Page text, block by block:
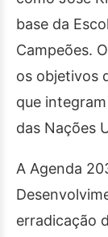
base da
Campeões.
os objetivos
que
das Nações
A Agenda
erradicação